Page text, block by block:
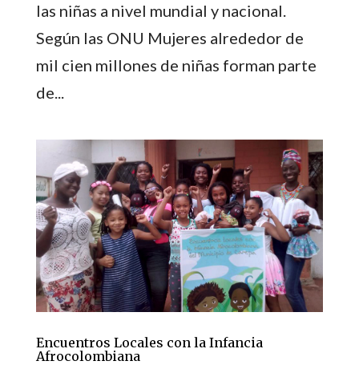
las niñas a nivel mundial y nacional.
Según las ONU Mujeres alrededor de
mil cien millones de niñas forman parte
de...
Encuentros Locales con la Infancia
Afrocolombiana